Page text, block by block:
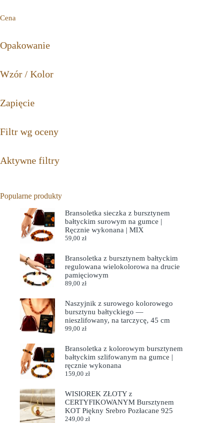
Cena
Opakowanie
Wzór / Kolor
Zapięcie
Filtr wg oceny
Aktywne filtry
Popularne produkty
Bransoletka sieczka z bursztynem
bałtyckim surowym na gumce |
Ręcznie wykonana | MIX
59,00 zł
Bransoletka z bursztynem bałtyckim
regulowana wielokolorowa na drucie
pamięciowym
89,00 zł
Naszyjnik z surowego kolorowego
bursztynu bałtyckiego —
nieszlifowany, na tarczycę, 45 cm
99,00 zł
Bransoletka z kolorowym bursztynem
bałtyckim szlifowanym na gumce |
ręcznie wykonana
159,00 zł
WISIOREK ZŁOTY z
CERTYFIKOWANYM Bursztynem
KOT Piękny Srebro Pozłacane 925
249,00 zł